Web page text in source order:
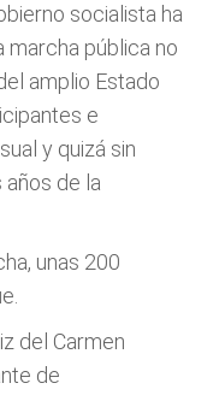
socialista ha
marcha pública no
amplio Estado
e
y quizá sin
de la
unas 200
del Carmen
de